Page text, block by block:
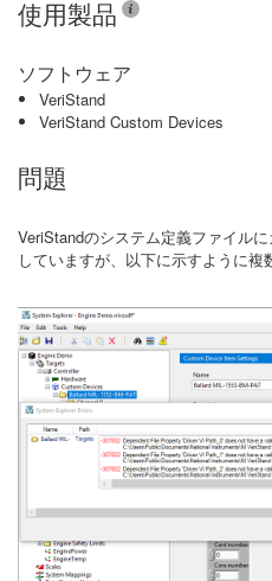
使用製品
ソフトウェア
VeriStand
VeriStand Custom Devices
問題
VeriStandのシステム定義ファイル
していますが、以下に示すように複